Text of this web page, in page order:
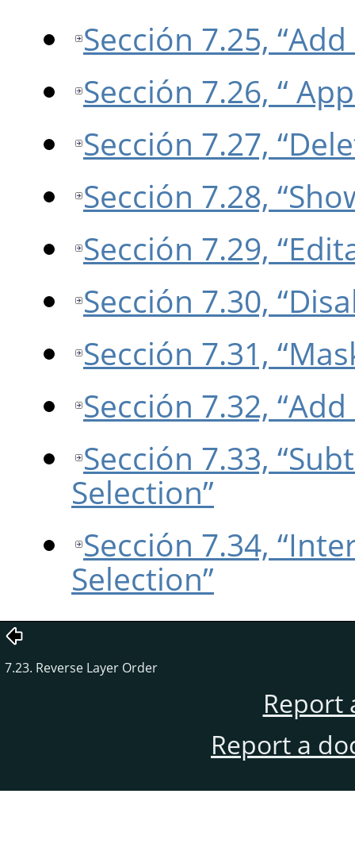
Sección 7.25,
Sección 7.26, “
Sección 7.27,
Sección 7.28,
Sección 7.29,
Sección 7.30,
Sección 7.31,
Sección 7.32,
Sección 7.33,
Selection”
Sección 7.34,
Selection”
7.23. Reverse Layer Order
Report
Report a